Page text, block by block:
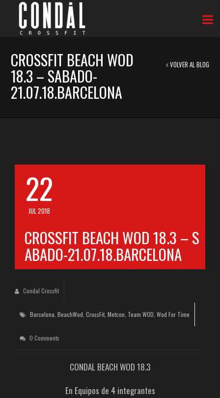
CROSSFIT BEACH WOD
18.3 – SABADO-
21.07.18.BARCELONA
VOLVER AL BLOG
22
JUL 2018
CROSSFIT BEACH WOD 18.3 – S
ABADO-21.07.18.BARCELONA
Condal Crossfit
Barcelona BeachWod CrossFit Metcon Team WOD Wod For Time
0 Comments
CONDAL BEACH WOD 18.3
En Equipos de 4 integrantes